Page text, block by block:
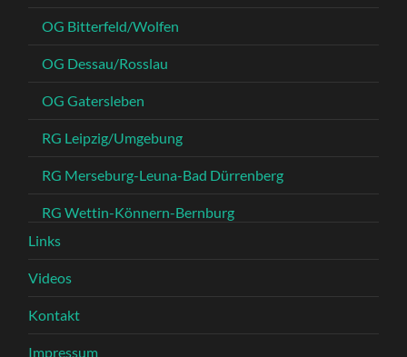
OG Bitterfeld/Wolfen
OG Dessau/Rosslau
OG Gatersleben
RG Leipzig/Umgebung
RG Merseburg-Leuna-Bad Dürrenberg
RG Wettin-Könnern-Bernburg
Links
Videos
Kontakt
Impressum